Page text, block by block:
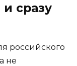
сразу
российского
не